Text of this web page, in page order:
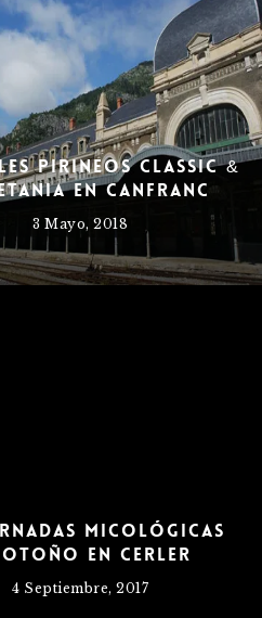
Pirineos Classic &
en Canfranc
3 Mayo, 2018
Micológicas
Otoño en Cerler
4 Septiembre, 2017